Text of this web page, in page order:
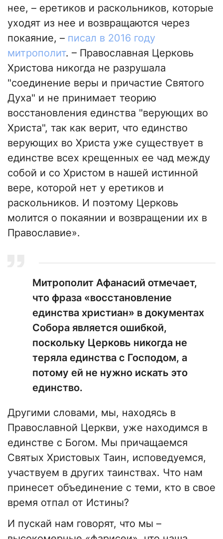
нее, – еретиков и раскольников, которые
уходят из нее и возвращаются через
покаяние, – писал в 2016 году
митрополит. – Православная Церковь
Христова никогда не разрушала
"соединение веры и причастие Святого
Духа" и не принимает теорию
восстановления единства "верующих во
Христа", так как верит, что единство
верующих во Христа уже существует в
единстве всех крещенных ее чад между
собой и со Христом в нашей истинной
вере, которой нет у еретиков и
раскольников. И поэтому Церковь
молится о покаянии и возвращении их в
Православие».
Митрополит Афанасий отмечает,
что фраза «восстановление
единства христиан» в документах
Собора является ошибкой,
поскольку Церковь никогда не
теряла единства с Господом, а
потому ей не нужно искать это
единство.
Другими словами, мы, находясь в
Православной Церкви, уже находимся в
единстве с Богом. Мы причащаемся
Святых Христовых Таин, исповедуемся,
участвуем в других таинствах. Что нам
принесет объединение с теми, кто в свое
время отпал от Истины?
И пускай нам говорят, что мы –